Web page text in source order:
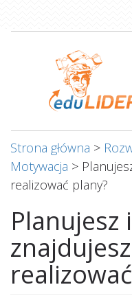
do
Strona główna >
Motywacja >
realizować plany?
Planujesz